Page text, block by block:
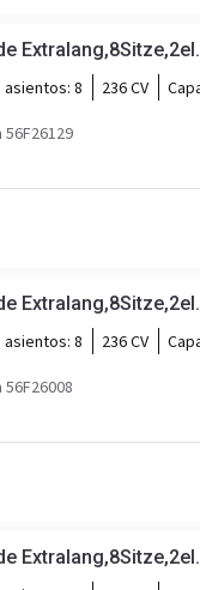
asientos: 8 236 CV
asientos: 8 236 CV